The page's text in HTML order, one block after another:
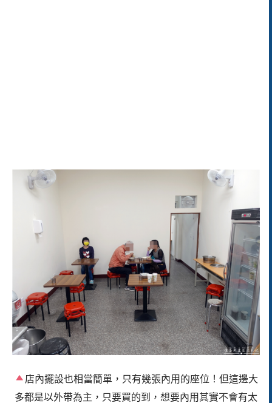
店內擺設也相當簡單，只有幾張內用的座位！但這邊大
多都是以外帶為主，只要買的到，想要內用其實不會有太